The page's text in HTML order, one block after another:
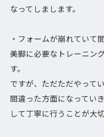
なってしまします。
・フォームが崩れていて
美脚に必要なトレーニン
す。
ですが、ただただやって
間違った方面になってい
して丁寧に行うことが大切